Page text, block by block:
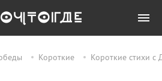
Короткие Короткие стихи
ПРАЗДНИКИ Все